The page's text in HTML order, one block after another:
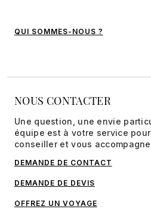
QUI SOMMES-NOUS ?
NOUS CONTACTER
Une question, une envie
équipe est à votre service
conseiller et vous
DEMANDE DE CONTACT
DEMANDE DE DEVIS
OFFREZ UN VOYAGE